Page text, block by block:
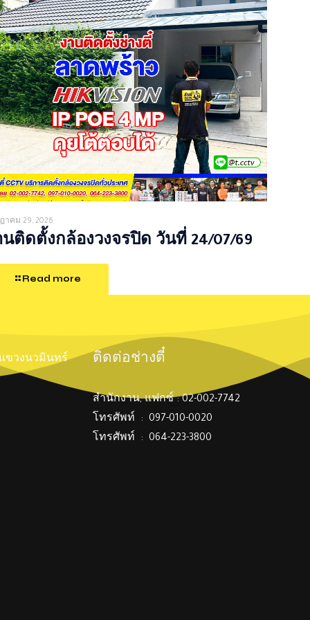
าคม 29, 2026
นติดตั้งกล้องวงจรปิด วันที่ 24/07/69
Read more
แขวงนวมินทร์ ติดต่อช่างตี๋
สำนักงาน, แฟกซ์ : 02-002-7742
โทรศัพท์ : 097-010-0020
โทรศัพท์ : 064-223-3800